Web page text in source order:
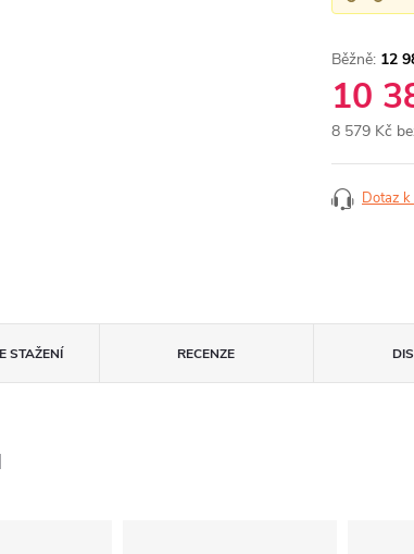
12
10
8 579 Kč
Dotaz
STAŽENÍ RECENZE